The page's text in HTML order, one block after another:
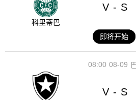
科里蒂巴
V - S
即将开始
08-09
08:00
V - S